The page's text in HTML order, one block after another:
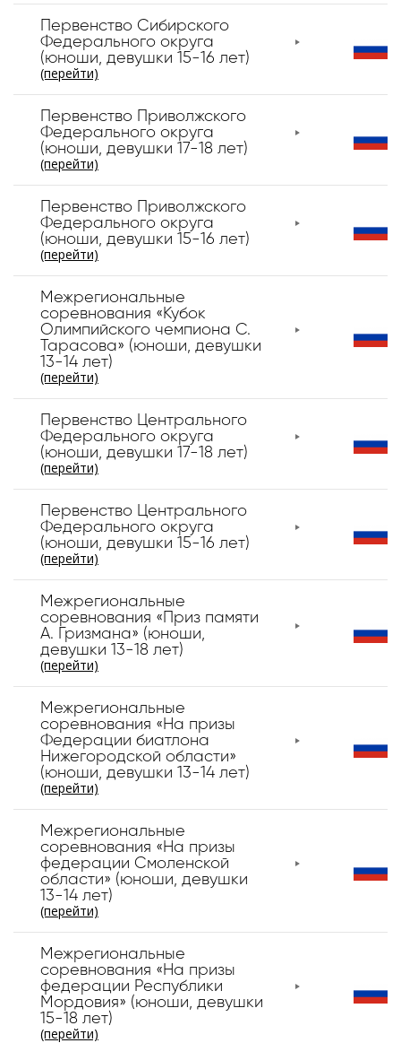
Первенство Сибирского
Федерального округа
(юноши, девушки 15-16 лет)
(перейти)
Первенство Приволжского
Федерального округа
(юноши, девушки 17-18 лет)
(перейти)
Первенство Приволжского
Федерального округа
(юноши, девушки 15-16 лет)
(перейти)
Межрегиональные
соревнования «Кубок
Олимпийского чемпиона С.
Тарасова» (юноши, девушки
13-14 лет)
(перейти)
Первенство Центрального
Федерального округа
(юноши, девушки 17-18 лет)
(перейти)
Первенство Центрального
Федерального округа
(юноши, девушки 15-16 лет)
(перейти)
Межрегиональные
соревнования «Приз памяти
А. Гризмана» (юноши,
девушки 13-18 лет)
(перейти)
Межрегиональные
соревнования «На призы
Федерации биатлона
Нижегородской области»
(юноши, девушки 13-14 лет)
(перейти)
Межрегиональные
соревнования «На призы
федерации Смоленской
области» (юноши, девушки
13-14 лет)
(перейти)
Межрегиональные
соревнования «На призы
федерации Республики
Мордовия» (юноши, девушки
15-18 лет)
(перейти)